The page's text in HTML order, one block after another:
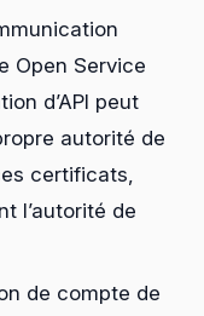
Open Service
d’API peut
autorité de
certificats,
l’autorité de
de compte de